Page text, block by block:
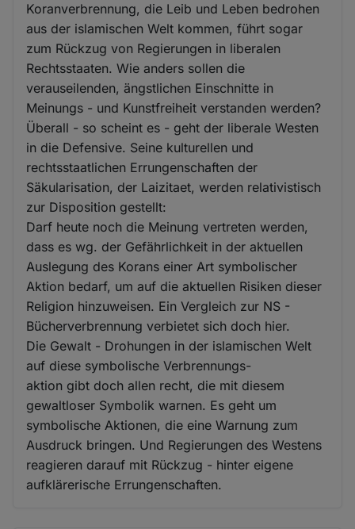
Koranverbrennung, die Leib und Leben bedrohen
aus der islamischen Welt kommen, führt sogar
zum Rückzug von Regierungen in liberalen
Rechtsstaaten. Wie anders sollen die
verauseilenden, ängstlichen Einschnitte in
Meinungs - und Kunstfreiheit verstanden werden?
Überall - so scheint es - geht der liberale Westen
in die Defensive. Seine kulturellen und
rechtsstaatlichen Errungenschaften der
Säkularisation, der Laizitaet, werden relativistisch
zur Disposition gestellt:
Darf heute noch die Meinung vertreten werden,
dass es wg. der Gefährlichkeit in der aktuellen
Auslegung des Korans einer Art symbolischer
Aktion bedarf, um auf die aktuellen Risiken dieser
Religion hinzuweisen. Ein Vergleich zur NS -
Bücherverbrennung verbietet sich doch hier.
Die Gewalt - Drohungen in der islamischen Welt
auf diese symbolische Verbrennungs-
aktion gibt doch allen recht, die mit diesem
gewaltloser Symbolik warnen. Es geht um
symbolische Aktionen, die eine Warnung zum
Ausdruck bringen. Und Regierungen des Westens
reagieren darauf mit Rückzug - hinter eigene
aufklärerische Errungenschaften.